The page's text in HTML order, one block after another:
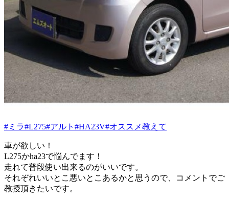
#ミラ#L275#アルト #HA23V#オススメ教えて
車が欲しい！
L275かha23で悩んでます！
走れて普段使い出来るのがいいです。
それぞれいいとこ悪いとこあるかと思うので、コメントでご
教授頂きたいです。